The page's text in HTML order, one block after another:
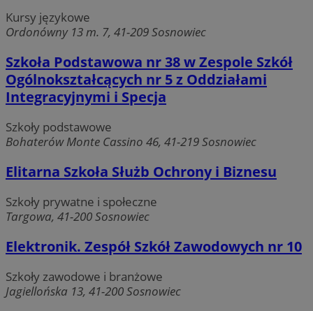
Kursy językowe
Ordonówny 13 m. 7, 41-209 Sosnowiec
Szkoła Podstawowa nr 38 w Zespole Szkół
Ogólnokształcących nr 5 z Oddziałami
Integracyjnymi i Specja
Szkoły podstawowe
Bohaterów Monte Cassino 46, 41-219 Sosnowiec
Elitarna Szkoła Służb Ochrony i Biznesu
Szkoły prywatne i społeczne
Targowa, 41-200 Sosnowiec
Elektronik. Zespół Szkół Zawodowych nr 10
Szkoły zawodowe i branżowe
Jagiellońska 13, 41-200 Sosnowiec